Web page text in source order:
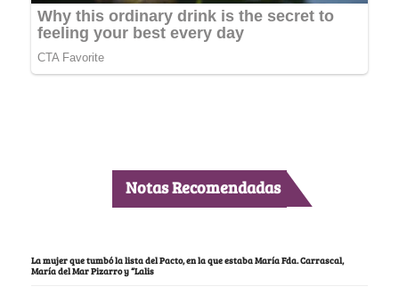
Notas Recomendadas
La mujer que tumbó la lista del Pacto, en la que estaba María Fda. Carrascal,
María del Mar Pizarro y “Lalis